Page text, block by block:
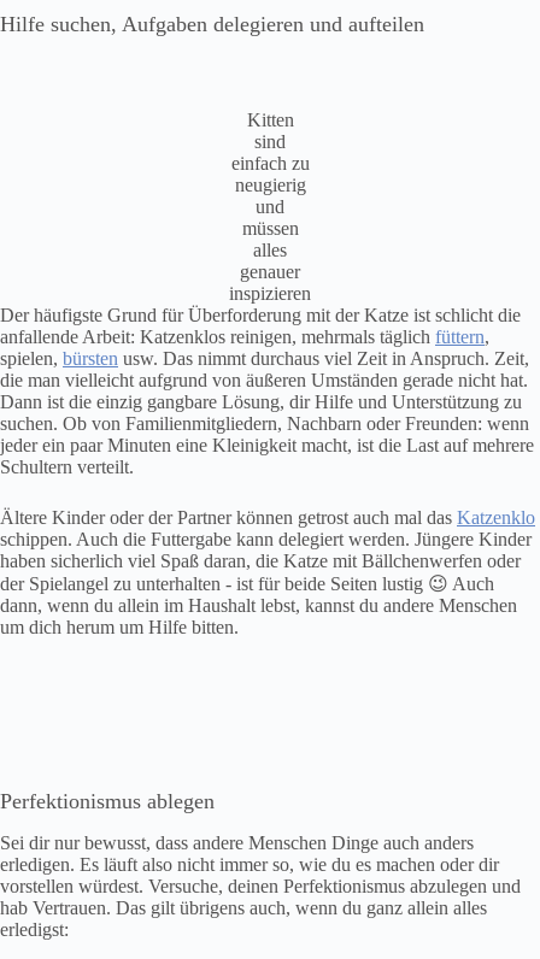
Hilfe suchen, Aufgaben delegieren und aufteilen
Kitten
sind
einfach zu
neugierig
und
müssen
alles
genauer
inspizieren
Der häufigste Grund für Überforderung mit der Katze ist schlicht die
anfallende Arbeit: Katzenklos reinigen, mehrmals täglich füttern,
spielen, bürsten usw. Das nimmt durchaus viel Zeit in Anspruch. Zeit,
die man vielleicht aufgrund von äußeren Umständen gerade nicht hat.
Dann ist die einzig gangbare Lösung, dir Hilfe und Unterstützung zu
suchen. Ob von Familienmitgliedern, Nachbarn oder Freunden: wenn
jeder ein paar Minuten eine Kleinigkeit macht, ist die Last auf mehrere
Schultern verteilt.
Ältere Kinder oder der Partner können getrost auch mal das Katzenklo
schippen. Auch die Futtergabe kann delegiert werden. Jüngere Kinder
haben sicherlich viel Spaß daran, die Katze mit Bällchenwerfen oder
der Spielangel zu unterhalten ‐ ist für beide Seiten lustig 😉 Auch
dann, wenn du allein im Haushalt lebst, kannst du andere Menschen
um dich herum um Hilfe bitten.
Perfektionismus ablegen
Sei dir nur bewusst, dass andere Menschen Dinge auch anders
erledigen. Es läuft also nicht immer so, wie du es machen oder dir
vorstellen würdest. Versuche, deinen Perfektionismus abzulegen und
hab Vertrauen. Das gilt übrigens auch, wenn du ganz allein alles
erledigst: